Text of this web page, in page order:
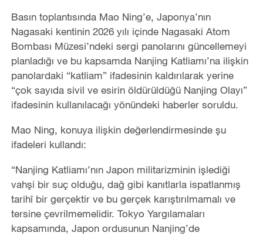
Basın toplantısında Mao Ning’e, Japonya’nın
Nagasaki kentinin 2026 yılı içinde Nagasaki Atom
Bombası Müzesi’ndeki sergi panolarını güncellemeyi
planladığı ve bu kapsamda Nanjing Katliamı’na ilişkin
panolardaki “katliam” ifadesinin kaldırılarak yerine
“çok sayıda sivil ve esirin öldürüldüğü Nanjing Olayı”
ifadesinin kullanılacağı yönündeki haberler soruldu.
Mao Ning, konuya ilişkin değerlendirmesinde şu
ifadeleri kullandı:
“Nanjing Katliamı’nın Japon militarizminin işlediği
vahşi bir suç olduğu, dağ gibi kanıtlarla ispatlanmış
tarihî bir gerçektir ve bu gerçek karıştırılmamalı ve
tersine çevrilmemelidir. Tokyo Yargılamaları
kapsamında, Japon ordusunun Nanjing’de